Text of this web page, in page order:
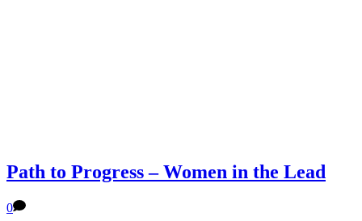
Path to Progress – Women in the Lead
0